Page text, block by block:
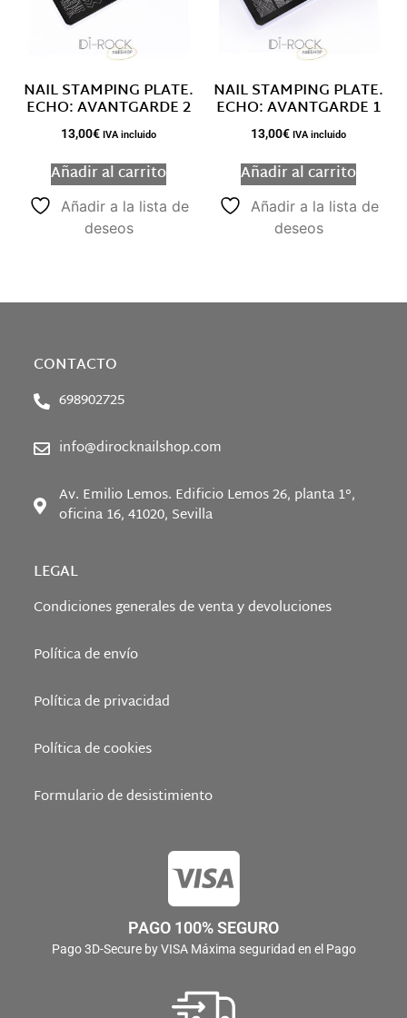
NAIL STAMPING PLATE.
ECHO: AVANTGARDE 2
13,00€ IVA incluido
Añadir al carrito
Añadir a la lista de
deseos
NAIL STAMPING PLATE.
ECHO: AVANTGARDE 1
13,00€ IVA incluido
Añadir al carrito
Añadir a la lista de
deseos
CONTACTO
698902725
info@dirocknailshop.com
Av. Emilio Lemos. Edificio Lemos 26, planta 1°,
oficina 16, 41020, Sevilla
LEGAL
Condiciones generales de venta y devoluciones
Política de envío
Política de privacidad
Política de cookies
Formulario de desistimiento
PAGO 100% SEGURO
Pago 3D-Secure by VISA Máxima seguridad en el Pago